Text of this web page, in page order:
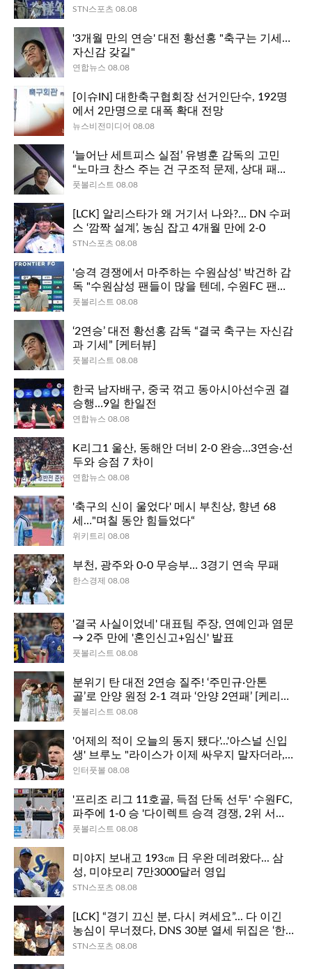
STN스포츠 08.08
'3개월 만의 연승' 대전 황선홍 "축구는 기세…
자신감 갖길"
연합뉴스 08.08
[이슈IN] 대한축구협회장 선거인단수, 192명
에서 2만명으로 대폭 확대 전망
뉴스비전미디어 08.08
‘늘어난 세트피스 실점’ 유병훈 감독의 고민
“노마크 찬스 주는 건 구조적 문제, 상대 패턴
더 연구해야” [케터뷰]
풋볼리스트 08.08
[LCK] 알리스타가 왜 거기서 나와?... DN 수퍼
스 ‘깜짝 설계’, 농심 잡고 4개월 만에 2-0
STN스포츠 08.08
'승격 경쟁에서 마주하는 수원삼성' 박건하 감
독 "수원삼성 팬들이 많을 텐데, 수원FC 팬들
도 많이 와달라" [케터뷰]
풋볼리스트 08.08
‘2연승’ 대전 황선홍 감독 “결국 축구는 자신감
과 기세” [케터뷰]
풋볼리스트 08.08
한국 남자배구, 중국 꺾고 동아시아선수권 결
승행…9일 한일전
연합뉴스 08.08
K리그1 울산, 동해안 더비 2-0 완승…3연승·선
두와 승점 7 차이
연합뉴스 08.08
'축구의 신이 울었다' 메시 부친상, 향년 68
세…"며칠 동안 힘들었다“
위키트리 08.08
부천, 광주와 0-0 무승부… 3경기 연속 무패
한스경제 08.08
'결국 사실이었네' 대표팀 주장, 연예인과 염문
→ 2주 만에 '혼인신고+임신' 발표
풋볼리스트 08.08
분위기 탄 대전 2연승 질주! ‘주민규·안톤
골’로 안양 원정 2-1 격파 ‘안양 2연패’ [케리
뷰]
풋볼리스트 08.08
'어제의 적이 오늘의 동지 됐다'...'아스널 신입
생' 브루노 "라이스가 이제 싸우지 말자더라,
함께 아스널을 위해 우승하고파"
인터풋볼 08.08
'프리조 리그 11호골, 득점 단독 선두' 수원FC,
파주에 1-0 승 '다이렉트 승격 경쟁, 2위 서울E
와 1점 차' [케리뷰]
풋볼리스트 08.08
미야지 보내고 193㎝ 日 우완 데려왔다... 삼
성, 미야모리 7만3000달러 영입
STN스포츠 08.08
[LCK] “경기 끄신 분, 다시 켜세요”... 다 이긴
농심이 무너졌다, DNS 30분 열세 뒤집은 ‘한
타 한 방’
STN스포츠 08.08